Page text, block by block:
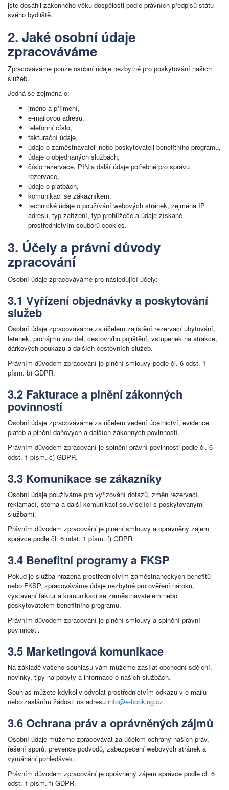
jste dosáhli zákonného věku dospělosti podle právních předpisů státu
svého bydliště.
2. Jaké osobní údaje
zpracováváme
Zpracováváme pouze osobní údaje nezbytné pro poskytování našich
služeb.
Jedná se zejména o:
jméno a příjmení,
e-mailovou adresu,
telefonní číslo,
fakturační údaje,
údaje o zaměstnavateli nebo poskytovateli benefitního programu,
údaje o objednaných službách,
číslo rezervace, PIN a další údaje potřebné pro správu
rezervace,
údaje o platbách,
komunikaci se zákazníkem,
technické údaje o používání webových stránek, zejména IP
adresu, typ zařízení, typ prohlížeče a údaje získané
prostřednictvím souborů cookies.
3. Účely a právní důvody
zpracování
Osobní údaje zpracováváme pro následující účely:
3.1 Vyřízení objednávky a poskytování
služeb
Osobní údaje zpracováváme za účelem zajištění rezervací ubytování,
letenek, pronájmu vozidel, cestovního pojištění, vstupenek na atrakce,
dárkových poukazů a dalších cestovních služeb.
Právním důvodem zpracování je plnění smlouvy podle čl. 6 odst. 1
písm. b) GDPR.
3.2 Fakturace a plnění zákonných
povinností
Osobní údaje zpracováváme za účelem vedení účetnictví, evidence
plateb a plnění daňových a dalších zákonných povinností.
Právním důvodem zpracování je splnění právní povinnosti podle čl. 6
odst. 1 písm. c) GDPR.
3.3 Komunikace se zákazníky
Osobní údaje používáme pro vyřizování dotazů, změn rezervací,
reklamací, storna a další komunikaci související s poskytovanými
službami.
Právním důvodem zpracování je plnění smlouvy a oprávněný zájem
správce podle čl. 6 odst. 1 písm. f) GDPR.
3.4 Benefitní programy a FKSP
Pokud je služba hrazena prostřednictvím zaměstnaneckých benefitů
nebo FKSP, zpracováváme údaje nezbytné pro ověření nároku,
vystavení faktur a komunikaci se zaměstnavatelem nebo
poskytovatelem benefitního programu.
Právním důvodem zpracování je plnění smlouvy a splnění právní
povinnosti.
3.5 Marketingová komunikace
Na základě vašeho souhlasu vám můžeme zasílat obchodní sdělení,
novinky, tipy na pobyty a informace o našich službách.
Souhlas můžete kdykoliv odvolat prostřednictvím odkazu v e-mailu
nebo zasláním žádosti na adresu info@e-booking.cz.
3.6 Ochrana práv a oprávněných zájmů
Osobní údaje můžeme zpracovávat za účelem ochrany našich práv,
řešení sporů, prevence podvodů, zabezpečení webových stránek a
vymáhání pohledávek.
Právním důvodem zpracování je oprávněný zájem správce podle čl. 6
odst. 1 písm. f) GDPR.